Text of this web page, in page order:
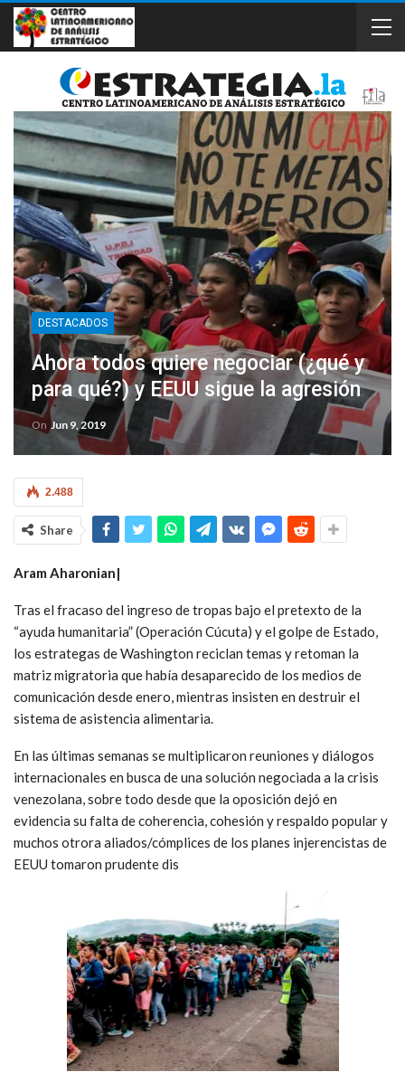
DESTACADOS
Ahora todos quiere negociar (¿qué y
para qué?) y EEUU sigue la agresión
On Jun 9, 2019
2.488
Share
Aram Aharonian|
Tras el fracaso del ingreso de tropas bajo el pretexto de la
“ayuda humanitaria” (Operación Cúcuta) y el golpe de Estado,
los estrategas de Washington reciclan temas y retoman la
matriz migratoria que había desaparecido de los medios de
comunicación desde enero, mientras insisten en destruir el
sistema de asistencia alimentaria.
En las últimas semanas se multiplicaron reuniones y diálogos
internacionales en busca de una solución negociada a la crisis
venezolana, sobre todo desde que la oposición dejó en
evidencia su falta de coherencia, cohesión y respaldo popular y
muchos otrora aliados/cómplices de los planes injerencistas de
EEUU tomaron prudente dis